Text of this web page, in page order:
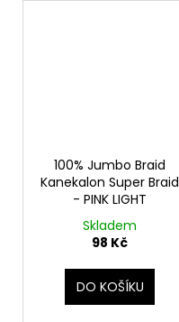
100% Jumbo Braid
Kanekalon Super Braid
- PINK LIGHT
Skladem
98 Kč
DO KOŠÍKU